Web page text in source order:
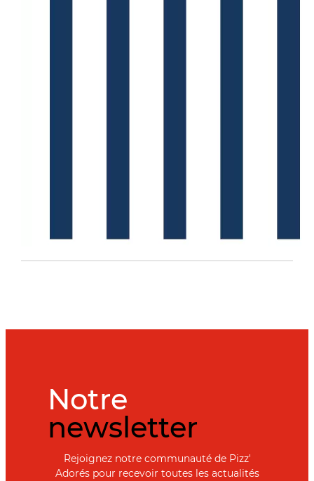
Notre
newsletter
Rejoignez notre communauté de Pizz'
Adorés pour recevoir toutes les actualités